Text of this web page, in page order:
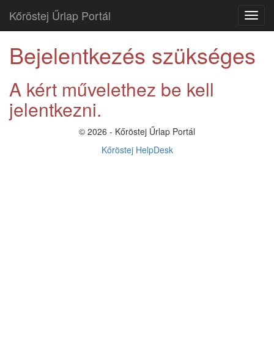
Kőröstej Űrlap Portál
Bejelentkezés szükséges
A kért művelethez be kell
jelentkezni.
© 2026 - Kőröstej Űrlap Portál
Kőröstej HelpDesk